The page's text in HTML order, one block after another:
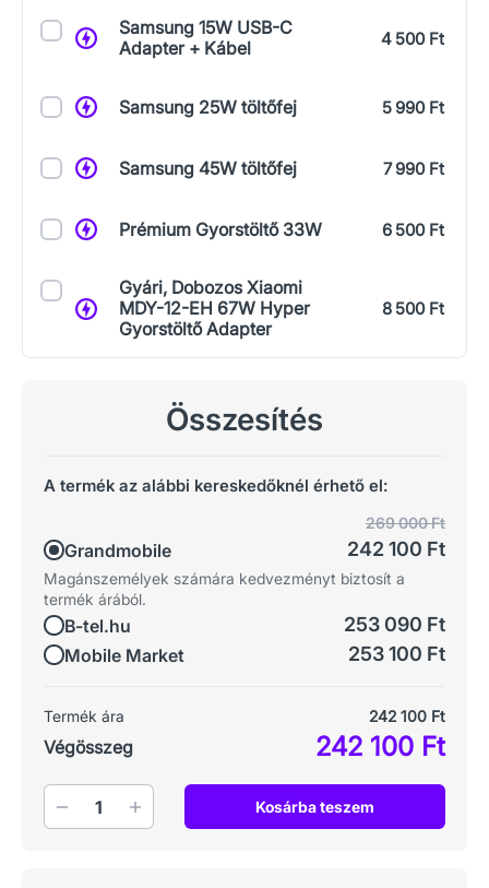
Samsung 15W USB-C
Adapter + Kábel
4 500 Ft
Samsung 25W töltőfej 5 990 Ft
Samsung 45W töltőfej 7 990 Ft
Prémium Gyorstöltő 33W 6 500 Ft
Gyári, Dobozos Xiaomi
MDY-12-EH 67W Hyper
Gyorstöltő Adapter
8 500 Ft
Összesítés
A termék az alábbi kereskedőknél érhető el:
Grandmobile
269 000 Ft
242 100 Ft
Magánszemélyek számára kedvezményt biztosít a
termék árából.
B-tel.hu 253 090 Ft
Mobile Market 253 100 Ft
Termék ára 242 100 Ft
Végösszeg 242 100 Ft
Mennyiség Kosárba teszem